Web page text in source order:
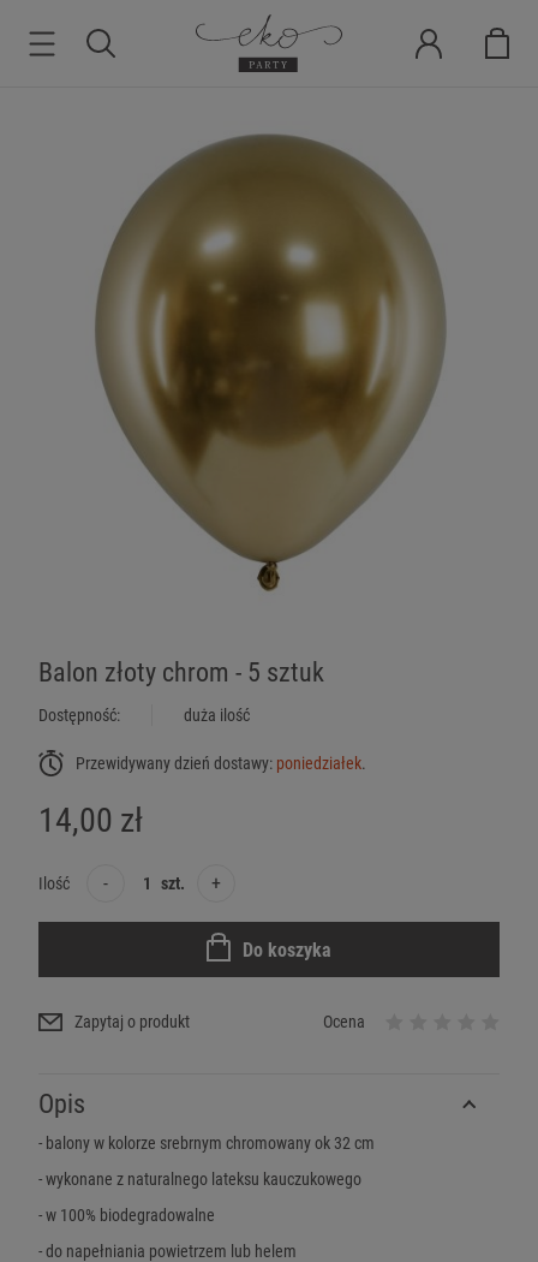
Balon złoty chrom - 5 sztuk
Dostępność: duża ilość
Przewidywany dzień dostawy: poniedziałek.
14,00 zł
Ilość - szt. +
Do koszyka
Zapytaj o produkt Ocena
Opis
- balony w kolorze srebrnym chromowany ok 32 cm
- wykonane z naturalnego lateksu kauczukowego
- w 100% biodegradowalne
- do napełniania powietrzem lub helem